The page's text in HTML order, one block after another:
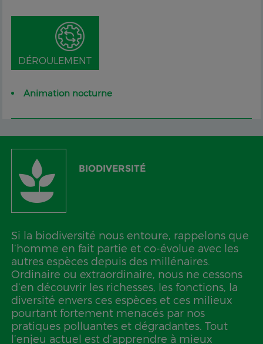
DÉROULEMENT
Animation nocturne
BIODIVERSITÉ
Si la biodiversité nous entoure, rappelons que
l’homme en fait partie et co-évolue avec les
autres espèces depuis des millénaires.
Ordinaire ou extraordinaire, nous ne cessons
d’en découvrir les richesses, les fonctions, la
diversité envers ces espèces et ces milieux
pourtant fortement menacés par nos
pratiques polluantes et dégradantes. Tout
l’enjeu actuel est d’apprendre à mieux